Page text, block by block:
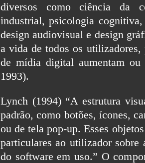
diversos como ciência da
industrial, psicologia cognitiva,
design audiovisual e design
a vida de todos os
de mídia digital aumentam ou
1993).
Lynch (1994) “A estrutura
padrão, como botões, ícones,
ou de tela pop-up. Esses
particulares ao utilizador sobre
do software em uso.” O